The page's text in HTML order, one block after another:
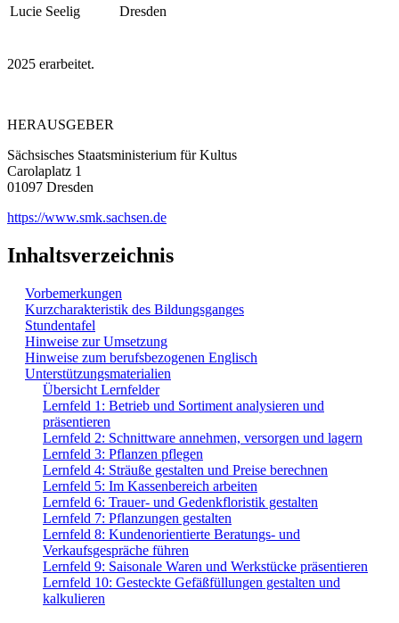
Lucie Seelig
Dresden
2025 erarbeitet.
HERAUSGEBER
Sächsisches Staatsministerium für Kultus
Carolaplatz 1
01097 Dresden
https://www.smk.sachsen.de
Inhaltsverzeichnis
Vorbemerkungen
Kurzcharakteristik des Bildungsganges
Stundentafel
Hinweise zur Umsetzung
Hinweise zum berufsbezogenen Englisch
Unterstützungsmaterialien
Übersicht Lernfelder
Lernfeld 1: Betrieb und Sortiment analysieren und
präsentieren
Lernfeld 2: Schnittware annehmen, versorgen und lagern
Lernfeld 3: Pflanzen pflegen
Lernfeld 4: Sträuße gestalten und Preise berechnen
Lernfeld 5: Im Kassenbereich arbeiten
Lernfeld 6: Trauer- und Gedenkfloristik gestalten
Lernfeld 7: Pflanzungen gestalten
Lernfeld 8: Kundenorientierte Beratungs- und
Verkaufsgespräche führen
Lernfeld 9: Saisonale Waren und Werkstücke präsentieren
Lernfeld 10: Gesteckte Gefäßfüllungen gestalten und
kalkulieren